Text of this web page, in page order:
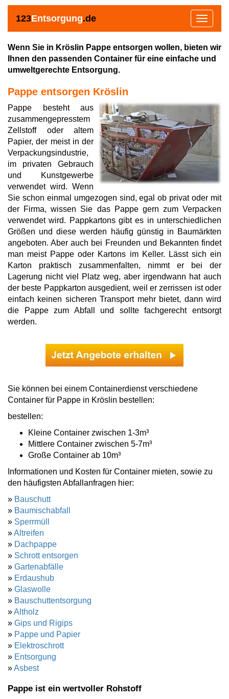
123Entsorgung.de
Toggle
Wenn Sie in Kröslin Pappe entsorgen wollen, bieten wir
Ihnen den passenden Container für eine einfache und
umweltgerechte Entsorgung.
Pappe entsorgen Kröslin
Pappe besteht aus
zusammengepresstem
Zellstoff oder altem
Papier, der meist in der
Verpackungsindustrie,
im privaten Gebrauch
und Kunstgewerbe
verwendet wird. Wenn
Sie schon einmal umgezogen sind, egal ob privat oder mit
der Firma, wissen Sie das Pappe gern zum Verpacken
verwendet wird. Pappkartons gibt es in unterschiedlichen
Größen und diese werden häufig günstig in Baumärkten
angeboten. Aber auch bei Freunden und Bekannten findet
man meist Pappe oder Kartons im Keller. Lässt sich ein
Karton praktisch zusammenfalten, nimmt er bei der
Lagerung nicht viel Platz weg, aber irgendwann hat auch
der beste Pappkarton ausgedient, weil er zerrissen ist oder
einfach keinen sicheren Transport mehr bietet, dann wird
die Pappe zum Abfall und sollte fachgerecht entsorgt
werden.
Sie können bei einem Containerdienst verschiedene
Container für Pappe in Kröslin bestellen:
bestellen:
Kleine Container zwischen 1-3m³
Mittlere Container zwischen 5-7m³
Große Container ab 10m³
Informationen und Kosten für Container mieten, sowie zu
den häufigsten Abfallanfragen hier:
» Bauschutt
» Baumischabfall
» Sperrmüll
»Altreifen
» Dachpappe
» Schrott entsorgen
» Gartenabfälle
» Erdaushub
» Glaswolle
» Bauschuttentsorgung
»Altholz
» Gips und Rigips
» Pappe und Papier
» Elektroschrott
» Entsorgung
»Asbest
Pappe ist ein wertvoller Rohstoff